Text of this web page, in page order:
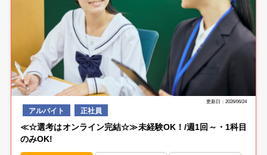
更新日：2026/06/24
アルバイト 正社員
≪☆選考はオンライン完結☆≫未経験OK！/週1回～・1科目
のみOK!